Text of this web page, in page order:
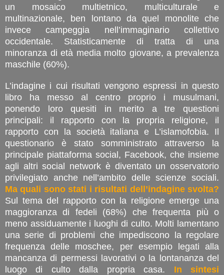
un mosaico multietnico, multiculturale e
multinazionale, ben lontano da quel monolite che
invece campeggia nell’immaginario collettivo
occidentale. Statisticamente di tratta di una
minoranza di età media molto giovane, a prevalenza
maschile (60%).
L’indagine i cui risultati vengono espressi in questo
libro ha messo al centro proprio i musulmani,
ponendo loro quesiti in merito a tre questioni
principali: il rapporto con la propria religione, il
rapporto con la società italiana e L’islamofobia. Il
questionario è stato somministrato attraverso la
principale piattaforma social, Facebook, che insieme
agli altri social network è diventato un osservatorio
privilegiato anche nell’ambito delle scienze sociali.
Ma quali sono stati i risultati dell’indagine svolta?
Sul tema del rapporto con la religione emerge una
maggioranza di fedeli (68%) che frequenta più o
meno assiduamente i luoghi di culto. Molti lamentano
una serie di problemi che impediscono la regolare
frequenza delle moschee, per esempio legati alla
mancanza di permessi lavorativi o la lontananza del
luogo di culto dalla propria casa. In sintesi